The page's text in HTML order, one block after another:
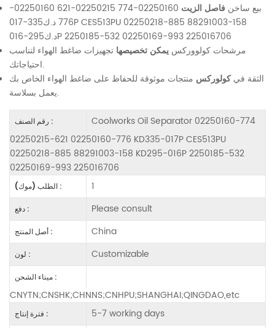
بيع ساخن فاصل الزيت
02250160-774 02250215-621 02250160-
776 د.ك335-017P CES513PU 02250218-885 88291003-158
د.ك295-016P 2250185-532 02250169-993 225016706
مرشحات كولووركس يمكن تخصيصها تجهيزات ضاغط الهواء لتناسب
احتياجاتك.
الثقة فيكولوركس منتجات موثوقة للحفاظ على ضاغط الهواء الخاص بك
يعمل بسلاسة.
رقم الصنف :
Coolworks Oil Separator 02250160-774
02250215-621 02250160-776 KD335-017P CES513PU
02250218-885 88291003-158 KD295-016P 2250185-532
02250169-993 225016706
الطلب (موك) : 1
دفع : Please consult
أصل المنتج : China
لون : Customizable
ميناء الشحن :
CNYTN;CNSHK;CHNNS;CNHPU;SHANGHAI;QINGDAO,etc
فترة إنتاج : 5-7 working days